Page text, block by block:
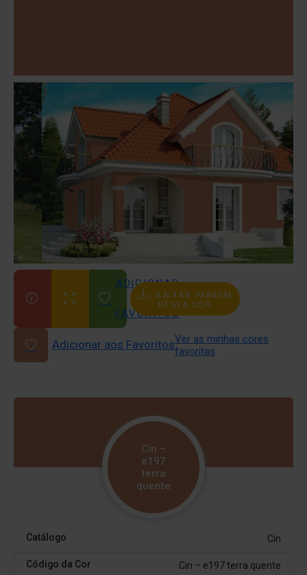
ADICIONAR
AOS
FAVORITOS
BAIXAR IMAGEM
DESTA COR
Adicionar aos FavoritosVer as minhas cores
favoritas
Cin –
e197
terra
quente
Catálogo Cin
Código da Cor Cin – e197 terra quente